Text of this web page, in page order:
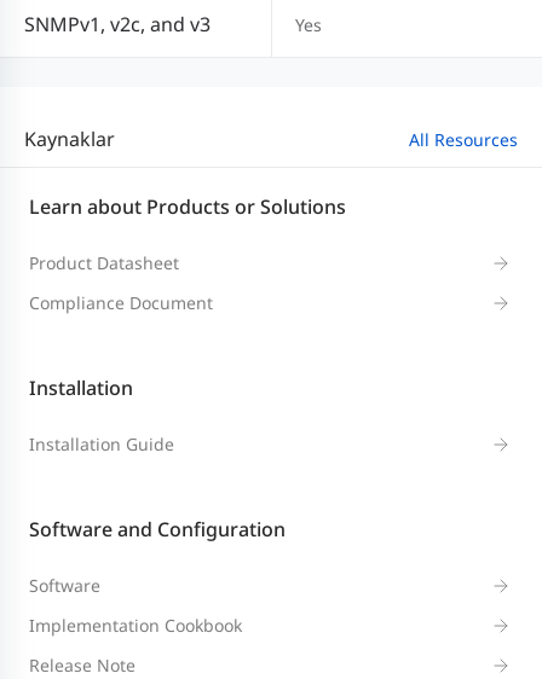
SNMPv1, v2c, and v3 Yes
Kaynaklar All Resources
Learn about Products or Solutions
Product Datasheet
Compliance Document
Installation
Installation Guide
Software and Configuration
Software
Implementation Cookbook
Release Note